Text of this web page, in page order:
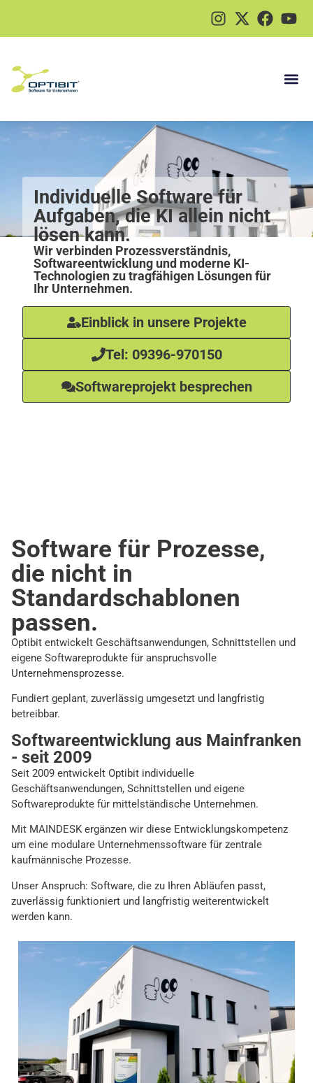
Individuelle Software für
Aufgaben, die KI allein nicht
lösen kann.
Wir verbinden Prozessverständnis,
Softwareentwicklung und moderne KI-
Technologien zu tragfähigen Lösungen für
Ihr Unternehmen.
Einblick in unsere Projekte
Tel: 09396-970150
Softwareprojekt besprechen
Software für Prozesse,
die nicht in
Standardschablonen
passen.
Optibit entwickelt Geschäftsanwendungen, Schnittstellen und
eigene Softwareprodukte für anspruchsvolle
Unternehmensprozesse.
Fundiert geplant, zuverlässig umgesetzt und langfristig
betreibbar.
Softwareentwicklung aus Mainfranken
- seit 2009
Seit 2009 entwickelt Optibit individuelle
Geschäftsanwendungen, Schnittstellen und eigene
Softwareprodukte für mittelständische Unternehmen.
Mit MAINDESK ergänzen wir diese Entwicklungskompetenz
um eine modulare Unternehmenssoftware für zentrale
kaufmännische Prozesse.
Unser Anspruch: Software, die zu Ihren Abläufen passt,
zuverlässig funktioniert und langfristig weiterentwickelt
werden kann.